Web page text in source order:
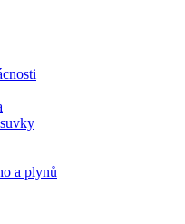
a plynů